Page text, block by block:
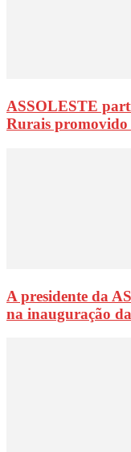
ASSOLESTE
Rurais promovido
A presidente da
na inauguração